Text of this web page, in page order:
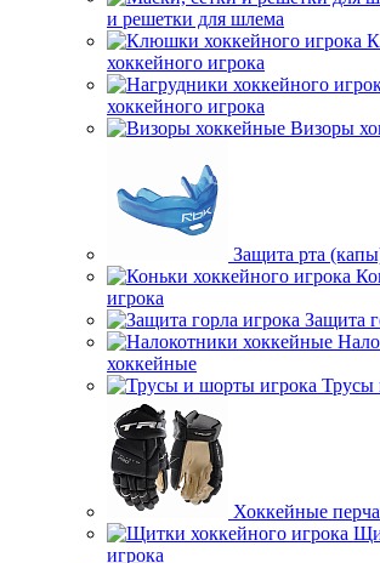
и решетки для шлема
хоккейного игрока
хоккейного игрока
Визоры
Защита рта
игрока
Защита
хоккейные
Трусы
Хоккейные
игрока